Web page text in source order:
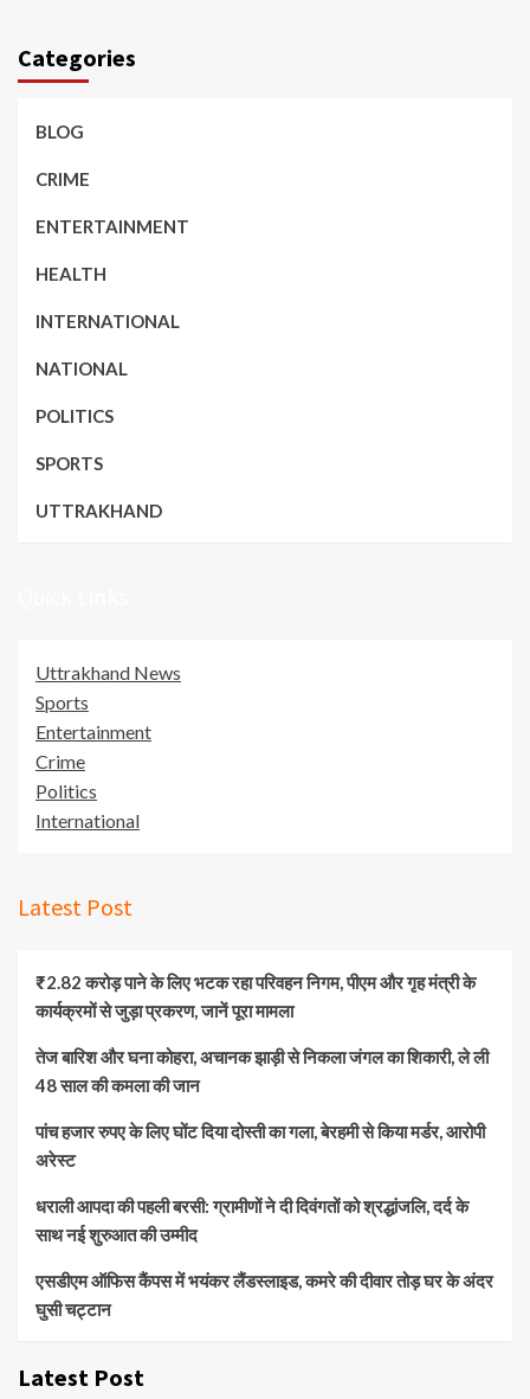
Categories
BLOG
CRIME
ENTERTAINMENT
HEALTH
INTERNATIONAL
NATIONAL
POLITICS
SPORTS
UTTRAKHAND
Uttrakhand News
Sports
Entertainment
Crime
Politics
International
Latest Post
₹2.82 करोड़ पाने के लिए भटक रहा परिवहन निगम, पीएम और गृह मंत्री के
कार्यक्रमों से जुड़ा प्रकरण, जानें पूरा मामला
तेज बारिश और घना कोहरा, अचानक झाड़ी से निकला जंगल का शिकारी, ले ली
48 साल की कमला की जान
पांच हजार रुपए के लिए घोंट दिया दोस्ती का गला, बेरहमी से किया मर्डर, आरोपी
अरेस्ट
धराली आपदा की पहली बरसी: ग्रामीणों ने दी दिवंगतों को श्रद्धांजलि, दर्द के
साथ नई शुरुआत की उम्मीद
एसडीएम ऑफिस कैंपस में भयंकर लैंडस्लाइड, कमरे की दीवार तोड़ घर के अंदर
घुसी चट्टान
Latest Post